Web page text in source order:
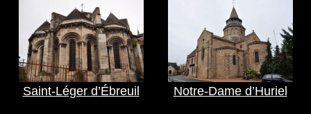
Saint-Léger d’Ébreuil Notre-Dame d’Huriel